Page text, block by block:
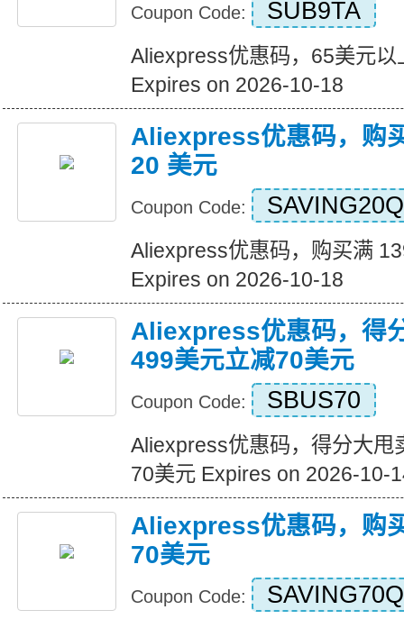
Coupon Code: SUB9TA
Aliexpress优惠码，65美元以
Expires on 2026-10-18
Aliexpress优惠码，购
20 美元
Coupon Code: SAVING20Q
Aliexpress优惠码，购买满
Expires on 2026-10-18
Aliexpress优惠码，得
499美元立减70美元
Coupon Code: SBUS70
Aliexpress优惠码，得分大甩
70美元 Expires on 2026-10-
Aliexpress优惠码，购
70美元
Coupon Code: SAVING70Q